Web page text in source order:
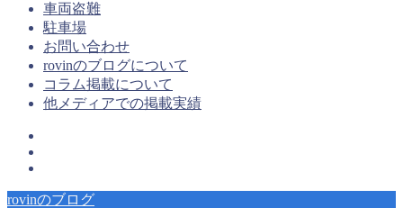
車両盗難
駐車場
お問い合わせ
rovinのブログについて
コラム掲載について
他メディアでの掲載実績
rovinのブログ